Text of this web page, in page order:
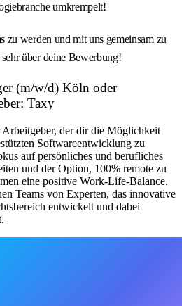
umkrempelt!
zu werden und mit uns gemeinsam zu
über deine Bewerbung!
(m/w/d) Köln oder
Taxy
der dir die Möglichkeit
Softwareentwicklung zu
auf persönliches und berufliches
und der Option, 100% remote zu
eine positive Work-Life-Balance.
Teams von Experten, das innovative
entwickelt und dabei